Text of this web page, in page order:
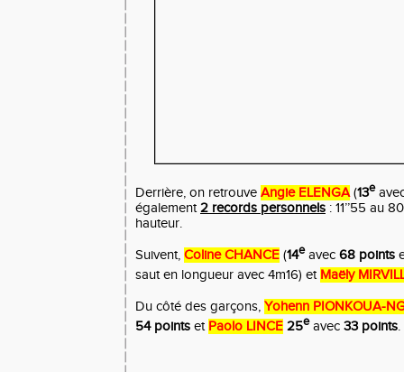
Derrière, on retrouve Angie ELENGA(13e
également2 records personnels : 11’’55 au
hauteur.
Suivent, Coline CHANCE (14eavec 68 points
saut en longueur avec 4m16) et Maëly
Du côté des garçons, Yohenn PIONKOUA-
54 points et Paolo LINCE 25e avec 33 points.